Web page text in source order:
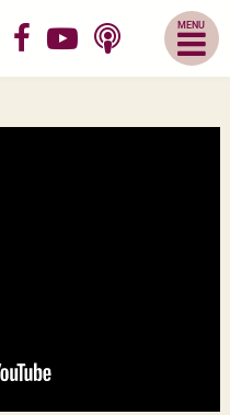
Abrir
Menu
Mobile